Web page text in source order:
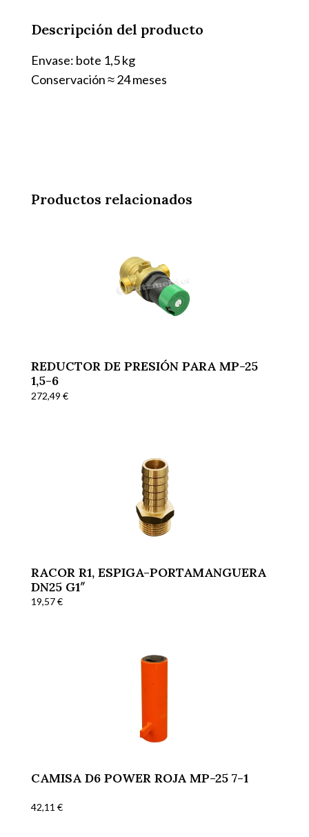
Descripción del producto
Envase: bote 1,5 kg
Conservación ≈ 24 meses
Productos relacionados
REDUCTOR DE PRESIÓN PARA MP-25
1,5-6
272,49 €
RACOR R1, ESPIGA-PORTAMANGUERA
DN25 G1″
19,57€
CAMISA D6 POWER ROJA MP-25 7-1
42,11 €